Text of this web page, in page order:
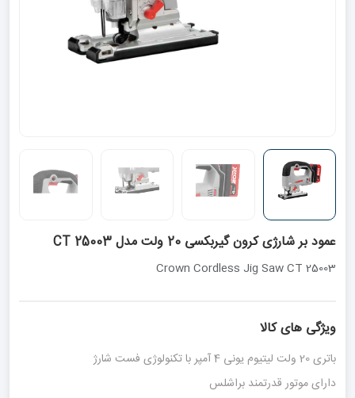
عمود بر شارژی کرون گیربکسی 20 ولت مدل CT 25003
Crown Cordless Jig Saw CT 25003
ویژگی های کالا
باتری 20 ولت لیتیوم یونی 4 آمپر با تکنولوژی فست شارژ
دارای موتور قدرتمند براشلس